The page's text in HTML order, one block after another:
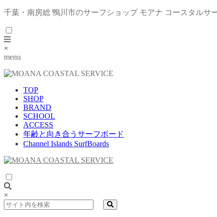
千葉・南房総 鴨川市のサーフショップ モアナ コースタルサ
×
menu
TOP
SHOP
BRAND
SCHOOL
ACCESS
年齢と向き合うサーフボード
Channel Islands SurfBoards
×